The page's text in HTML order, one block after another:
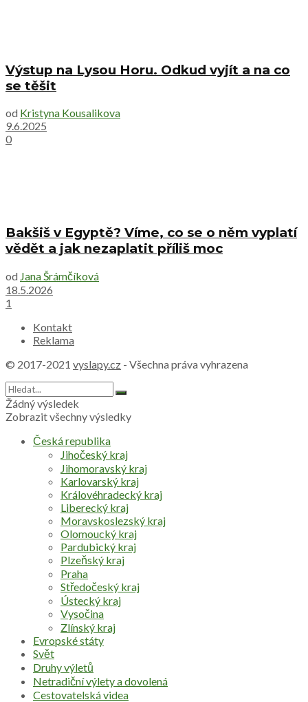
Výstup na Lysou Horu. Odkud vyjít a na co
se těšit
od Kristyna Kousalikova
9.6.2025
0
Bakšiš v Egyptě? Víme, co se o něm vyplatí
vědět a jak nezaplatit příliš moc
od Jana Šrámčíková
18.5.2026
1
Kontakt
Reklama
© 2017-2021 vyslapy.cz - Všechna práva vyhrazena
Žádný výsledek
Zobrazit všechny výsledky
Česká republika
Jihočeský kraj
Jihomoravský kraj
Karlovarský kraj
Královéhradecký kraj
Liberecký kraj
Moravskoslezský kraj
Olomoucký kraj
Pardubický kraj
Plzeňský kraj
Praha
Středočeský kraj
Ústecký kraj
Vysočina
Zlínský kraj
Evropské státy
Svět
Druhy výletů
Netradiční výlety a dovolená
Cestovatelská videa